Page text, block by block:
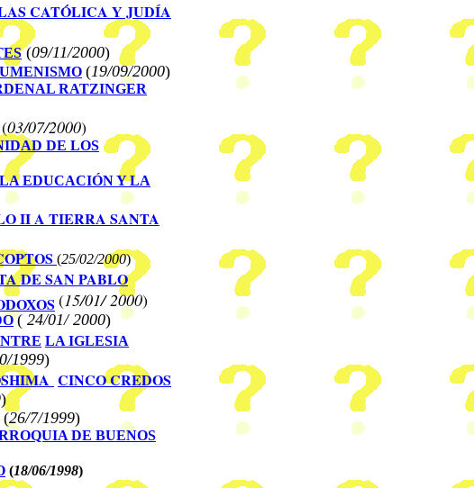
CATÓLICA Y JUDÍA
(09/11/2000)
(19/09/2000)
RATZINGER
(03/07/2000)
DE LOS
EDUCACIÓN Y LA
II A TIERRA SANTA
(25/02/2000)
DE SAN PABLO
(15/01/ 2000)
( 24/01/ 2000)
LA IGLESIA
/1999)
CINCO CREDOS
)
(26/7/1999)
DE BUENOS
(18/06/1998)